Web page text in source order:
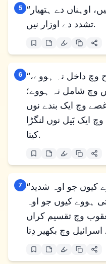
5
“شمعون تے لاوی بھائی نیں، اوہناں دے ہتھیار
تشدد دے اوزار نیں.
6 “میری جان اوہناں دی صلاح وچ داخل نہ ہووے،
وچ شامل نہ ہووے؛
غصے وچ ایک بندے نوں
ایک بَیل نوں لنگڑا
کیتا.
7
“اوہناں دا غصہ لعنتی ہووے کیوں جو اوہ شدید
ہووے کیوں جو اوہ
وچ تقسیم کراں